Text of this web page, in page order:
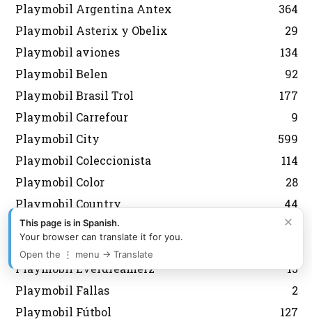
Playmobil Argentina Antex
364
Playmobil Asterix y Obelix
29
Playmobil aviones
134
Playmobil Belen
92
Playmobil Brasil Trol
177
Playmobil Carrefour
9
Playmobil City
599
Playmobil Coleccionista
114
Playmobil Color
28
Playmobil Country
44
Playmobil Dioses
21
Playmobil Edicion Limitada
Playmobil Everdreamerz
13
Playmobil Fallas
2
Playmobil Fútbol
127
×
This page is in Spanish.
Your browser can translate it for you.
Open the ⋮ menu → Translate